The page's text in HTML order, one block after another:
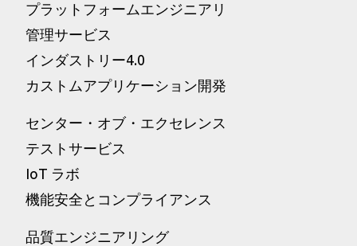
プラットフォームエンジニアリ
管理サービス
インダストリー4.0
カストムアプリケーション開発
センター・オブ・エクセレンス
テストサービス
IoT ラボ
機能安全とコンプライアンス
品質エンジニアリング